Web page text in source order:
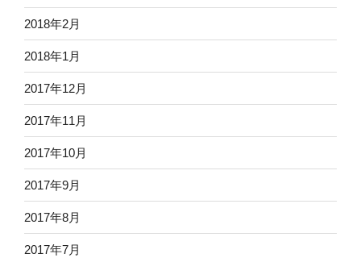
2018年2月
2018年1月
2017年12月
2017年11月
2017年10月
2017年9月
2017年8月
2017年7月